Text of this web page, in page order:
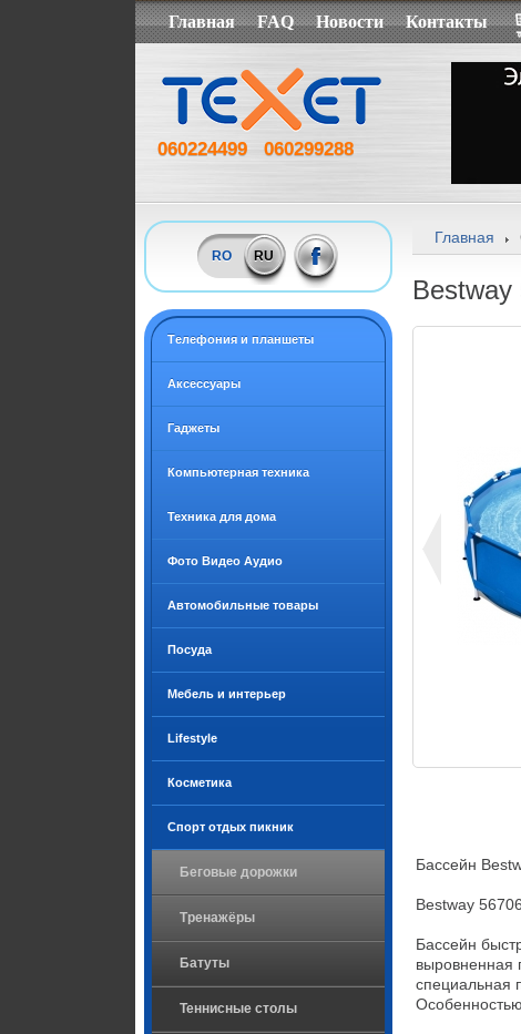
Главная FAQ Новости Контакты
060224499 060299288
RO RU
Tелефония и планшеты
Аксессуары
Гаджеты
Компьютерная техника
Техника для дома
Фото Видео Аудио
Автомобильные товары
Посуда
Мебель и интерьер
Lifestyle
Косметика
Спорт отдых пикник
Беговые дорожки
Тренажёры
Батуты
Теннисные столы
Главная
Bestway
Бассейн
Bestway
Бассейн
выровненная
специальная